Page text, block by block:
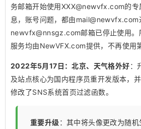
务邮箱开始使用XXX@newvfx.com的专
息，账号问题，都由mail@newvfx.com
newvfx@nnsgz.com邮箱已停止使用。
服务均由NewVFX.com提供，不再使用
2022年5月17日：北京、天气格外好：
及站点核心为国内程序员重开发版本，
修改了SNS系统首页过滤函数。
重要升级：其中将头像更改为随